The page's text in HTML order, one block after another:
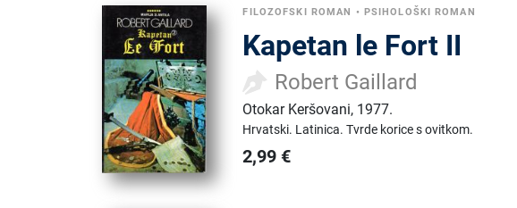
FILOZOFSKI ROMAN • PSIHOLOŠKI ROMAN
Kapetan le Fort II
Robert Gaillard
Otokar Keršovani, 1977.
Hrvatski. Latinica.Tvrde korice s ovitkom.
2,99 €